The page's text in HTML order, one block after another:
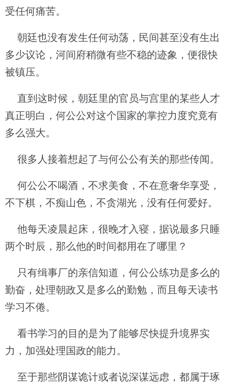
受任何痛苦。
朝廷也没有发生任何动荡，民间甚至没有生出
多少议论，河间府稍微有些不稳的迹象，便很快
被镇压。
直到这时候，朝廷里的官员与宫里的某些人才
真正明白，何公公对这个国家的掌控力度究竟有
多么强大。
很多人接着想起了与何公公有关的那些传闻。
何公公不喝酒，不求美食，不在意奢华享受，
不下棋，不痴山色，不贪湖光，没有任何爱好。
他每天凌晨起床，很晚才入寝，据说最多只睡
两个时辰，那么他的时间都用在了哪里？
只有缉事厂的亲信知道，何公公练功是多么的
勤奋，处理朝政又是多么的勤勉，而且每天读书
学习不倦。
看书学习的目的是为了能够尽快提升境界实
力，加强处理国政的能力。
至于那些阴谋诡计或者说深谋远虑，都属于琢